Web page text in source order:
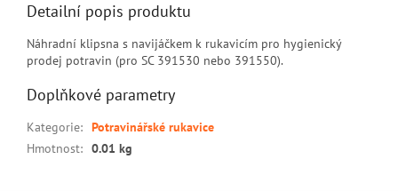
Detailní popis produktu
Náhradní klipsna s navijáčkem k rukavicím pro hygienický
prodej potravin (pro SC 391530 nebo 391550).
Doplňkové parametry
Kategorie: Potravinářské rukavice
Hmotnost: 0.01 kg